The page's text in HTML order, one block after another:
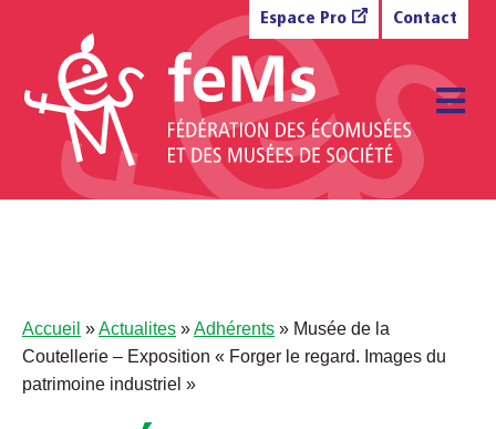
Espace Pro Contact
Accueil »Actualites »Adhérents » Musée de la
Coutellerie – Exposition « Forger le regard. Images du
patrimoine industriel »